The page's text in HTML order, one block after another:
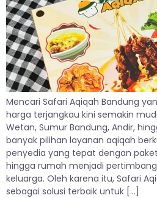
Mencari Safari Aqiqah Bandung
harga terjangkau kini semakin
Wetan, Sumur Bandung, Andir,
banyak pilihan layanan aqiqah
penyedia yang tepat dengan
hingga rumah menjadi
keluarga. Oleh karena itu, Safari
sebagai solusi terbaik untuk […]